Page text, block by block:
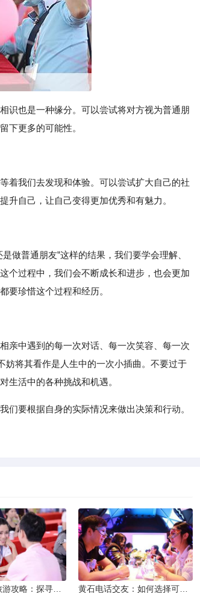
识也是一种缘分。可以尝试将对方视为普通朋
下更多的可能性。
着我们去发现和体验。可以尝试扩大自己的社
升自己，让自己变得更加优秀和有魅力。
做普通朋友”这样的结果，我们要学会理解、
个过程中，我们会不断成长和进步，也会更加
要珍惜这个过程和经历。
亲中遇到的每一次对话、每一次笑容、每一次
妨将其看作是人生中的一次小插曲。不要过于
生活中的各种挑战和机遇。
们要根据自身的实际情况来做出决策和行动。